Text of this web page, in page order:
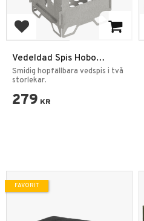
Lägg till i favoriter
Vedeldad Spis Hobo
Friluftskamin Hopfällbar
Stainless Steel
Smidig hopfällbara vedspis i två
storlekar.
279 KR
FAVORIT